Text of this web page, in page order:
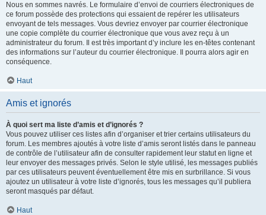
Nous en sommes navrés. Le formulaire d’envoi de courriers électroniques de
ce forum possède des protections qui essaient de repérer les utilisateurs
envoyant de tels messages. Vous devriez envoyer par courrier électronique
une copie complète du courrier électronique que vous avez reçu à un
administrateur du forum. Il est très important d’y inclure les en-têtes contenant
des informations sur l’auteur du courrier électronique. Il pourra alors agir en
conséquence.
Haut
Amis et ignorés
À quoi sert ma liste d’amis et d’ignorés ?
Vous pouvez utiliser ces listes afin d’organiser et trier certains utilisateurs du
forum. Les membres ajoutés à votre liste d’amis seront listés dans le panneau
de contrôle de l’utilisateur afin de consulter rapidement leur statut en ligne et
leur envoyer des messages privés. Selon le style utilisé, les messages publiés
par ces utilisateurs peuvent éventuellement être mis en surbrillance. Si vous
ajoutez un utilisateur à votre liste d’ignorés, tous les messages qu’il publiera
seront masqués par défaut.
Haut